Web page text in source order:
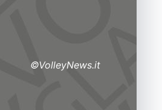
©VolleyNews.it